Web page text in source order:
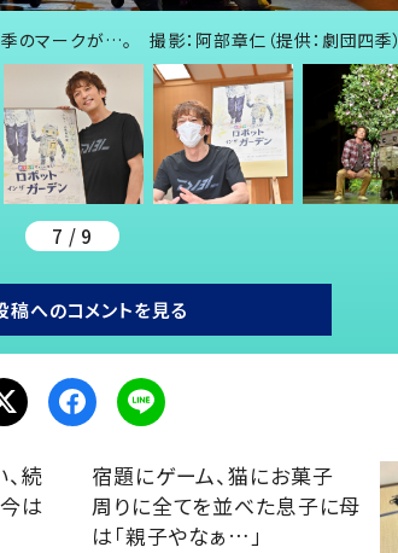
のマークが…。 撮影：阿部章仁（提供：劇団四季）
7 / 9
稿へのコメントを見る
続
は
宿題にゲーム、猫にお菓子
周りに全てを並べた息子に母
は「親子やなぁ…」